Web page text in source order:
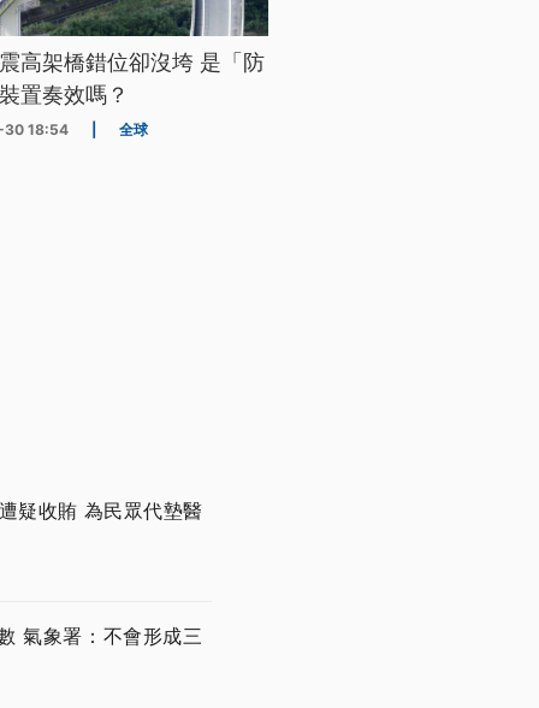
高架橋錯位卻沒垮 是「防
置奏效嗎？
18:54 全球
疑收賄 為民眾代墊醫
氣象署：不會形成三